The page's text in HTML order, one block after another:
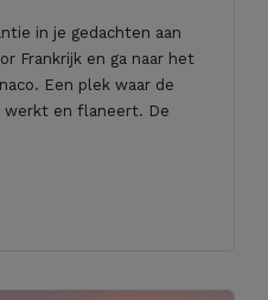
in je gedachten aan
Frankrijk en ga naar het
Een plek waar de
werkt en flaneert. De